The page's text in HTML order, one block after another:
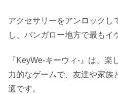
アクセサリーをアンロックし
し、バンガロー地方で最もイ
『KeyWe-キーウィ-』は、
力的なゲームで、友達や家族
適です。